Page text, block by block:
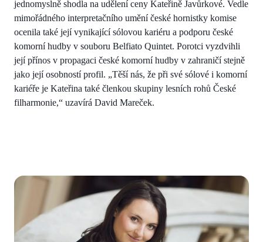
jednomyslně shodla na udělení ceny Kateřině Javůrkové. Vedle
mimořádného interpretačního umění české hornistky komise
ocenila také její vynikající sólovou kariéru a podporu české
komorní hudby v souboru Belfiato Quintet. Porotci vyzdvihli
její přínos v propagaci české komorní hudby v zahraničí stejně
jako její osobností profil. „Těší nás, že při své sólové i komorní
kariéře je Kateřina také členkou skupiny lesních rohů České
filharmonie,“ uzavírá David Mareček.